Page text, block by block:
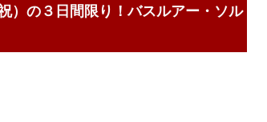
）の３日間限り！バスルアー・ソル